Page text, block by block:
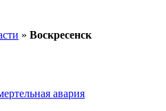
» Воскресенск
авария